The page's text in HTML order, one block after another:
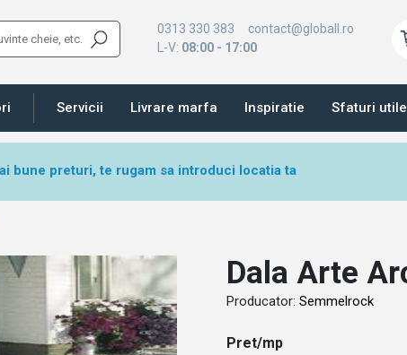
0313 330 383
contact@globall.ro
L-V: 08:00 - 17:00
Servicii Livrare marfa Inspiratie Sfaturi utile
bune preturi, te rugam sa introduci locatia ta
Dala Arte
Producator: Semmelrock
Pret/mp